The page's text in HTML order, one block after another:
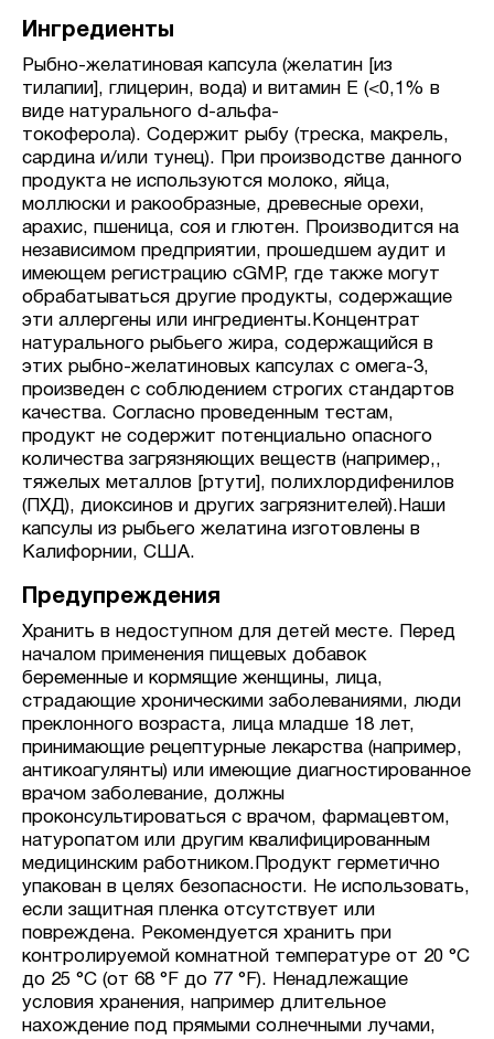
Ингредиенты
Рыбно-желатиновая капсула (желатин [из
тилапии], глицерин, вода) и витамин E (<0,1% в
виде натурального d-альфа-
токоферола). Содержит рыбу (треска, макрель,
сардина и/или тунец). При производстве данного
продукта не используются молоко, яйца,
моллюски и ракообразные, древесные орехи,
арахис, пшеница, соя и глютен. Производится на
независимом предприятии, прошедшем аудит и
имеющем регистрацию cGMP, где также могут
обрабатываться другие продукты, содержащие
эти аллергены или ингредиенты.Концентрат
натурального рыбьего жира, содержащийся в
этих рыбно-желатиновых капсулах с омега-3,
произведен с соблюдением строгих стандартов
качества. Согласно проведенным тестам,
продукт не содержит потенциально опасного
количества загрязняющих веществ (например,,
тяжелых металлов [ртути], полихлордифенилов
(ПХД), диоксинов и других загрязнителей).Наши
капсулы из рыбьего желатина изготовлены в
Калифорнии, США.
Предупреждения
Хранить в недоступном для детей месте. Перед
началом применения пищевых добавок
беременные и кормящие женщины, лица,
страдающие хроническими заболеваниями, люди
преклонного возраста, лица младше 18 лет,
принимающие рецептурные лекарства (например,
антикоагулянты) или имеющие диагностированное
врачом заболевание, должны
проконсультироваться с врачом, фармацевтом,
натуропатом или другим квалифицированным
медицинским работником.Продукт герметично
упакован в целях безопасности. Не использовать,
если защитная пленка отсутствует или
повреждена. Рекомендуется хранить при
контролируемой комнатной температуре от 20 °C
до 25 °C (от 68 °F до 77 °F). Ненадлежащие
условия хранения, например длительное
нахождение под прямыми солнечными лучами,